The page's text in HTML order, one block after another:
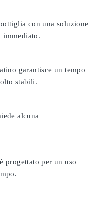
con una soluzione
immediato.
garantisce un tempo
stabili.
alcuna
progettato per un uso